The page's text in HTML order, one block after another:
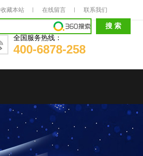
收藏本站 在线留言 联系我们
全国服务热线：
400-6878-258